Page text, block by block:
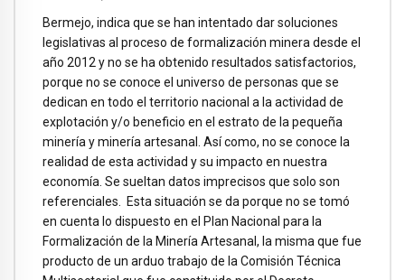
Bermejo, indica que se han intentado dar soluciones
legislativas al proceso de formalización minera desde el
año 2012 y no se ha obtenido resultados satisfactorios,
porque no se conoce el universo de personas que se
dedican en todo el territorio nacional a la actividad de
explotación y/o beneficio en el estrato de la pequeña
minería y minería artesanal. Así como, no se conoce la
realidad de esta actividad y su impacto en nuestra
economía. Se sueltan datos imprecisos que solo son
referenciales. Esta situación se da porque no se tomó
en cuenta lo dispuesto en el Plan Nacional para la
Formalización de la Minería Artesanal, la misma que fue
producto de un arduo trabajo de la Comisión Técnica